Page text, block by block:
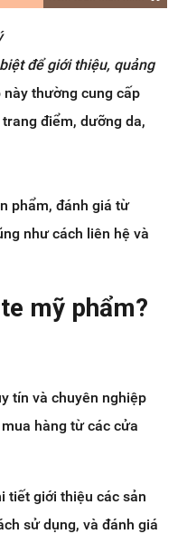
để giới thiệu, quảng
này thường cung cấp
điểm, dưỡng da,
phẩm, đánh giá từ
như cách liên hệ và
mỹ phẩm?
tín và chuyên nghiệp
hàng từ các cửa
tiết giới thiệu các sản
sử dụng, và đánh giá